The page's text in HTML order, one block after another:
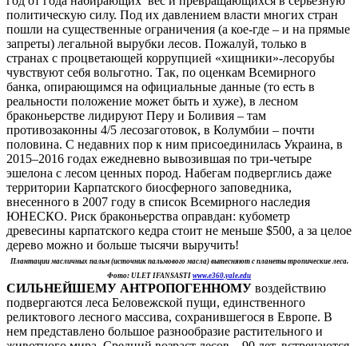
политическую силу. Под их давлением власти многих стран
пошли на существенные ограничения (а кое-где – и на прямые
запреты) легальной вырубки лесов. Пожалуй, только в
странах с процветающей коррупцией «хищники»-лесорубы
чувствуют себя вольготно. Так, по оценкам Всемирного
банка, опирающимся на официальные данные (то есть в
реальности положение может быть и хуже), в лесном
браконьерстве лидируют Перу и Боливия – там
противозаконны 4/5 лесозаготовок, в Колумбии – почти
половина. С недавних пор к ним присоединилась Украина, в
2015–2016 годах ежедневно вывозившая по три-четыре
эшелона с лесом ценных пород. Набегам подверглись даже
территории Карпатского биосферного заповедника,
внесенного в 2007 году в список Всемирного наследия
ЮНЕСКО. Риск браконьерства оправдан: кубометр
древесины карпатского кедра стоит не меньше $500, а за целое
дерево можно и больше тысячи выручить!
Плантации масличных пальм (источник пальмового масла) вытесняют с планеты тропические леса.
Фото: ULET IFANSASTI www.e360.yale.edu
СИЛЬНЕЙШЕМУ АНТРОПОГЕННОМУ воздействию
подвергаются леса Беловежской пущи, единственного
реликтового лесного массива, сохранившегося в Европе. В
нем представлено большое разнообразие растительного и